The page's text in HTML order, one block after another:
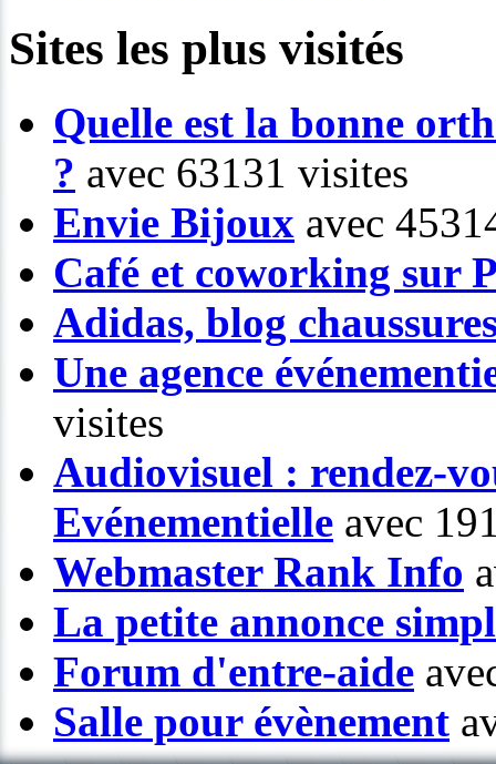
Sites les plus visités
Quelle est la bonne
? avec 63131 visites
Envie Bijoux avec
Café et coworking sur
Adidas, blog
Une agence
visites
Audiovisuel : rendez-
Evénementielle avec
Webmaster Rank Info
La petite annonce
Forum d'entre-aide
Salle pour évènement